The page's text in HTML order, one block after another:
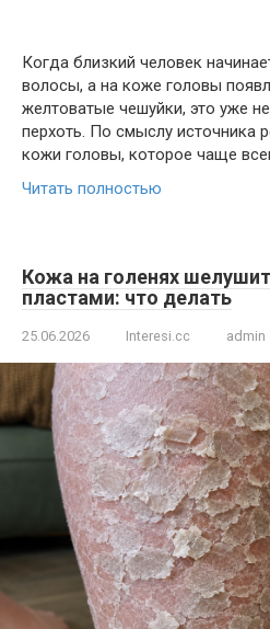
Когда близкий человек
волосы, а на коже головы
желтоватые чешуйки, это уже
перхоть. По смыслу источника
кожи головы, которое чаще
Читать полностью
Кожа на голенях
пластами: что делать
25.06.2026 Interesi.cc admin